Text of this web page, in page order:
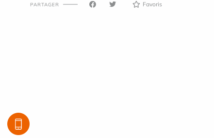
PARTAGER Favoris